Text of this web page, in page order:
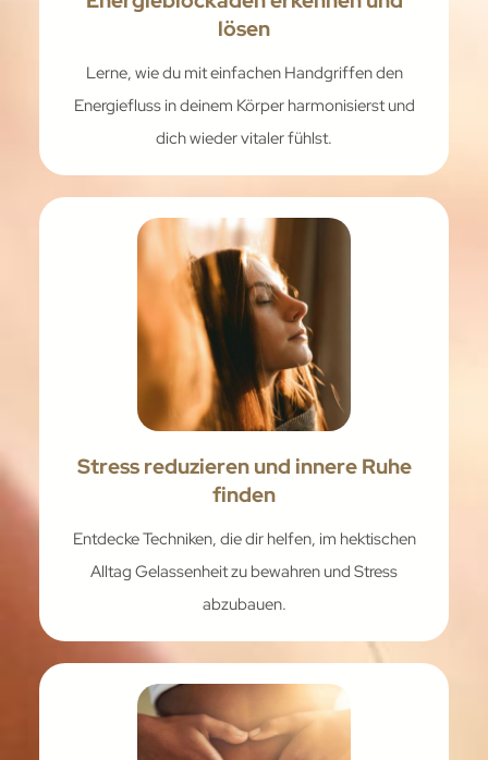
lösen
Lerne, wie du mit einfachen Handgriffen den
Energiefluss in deinem Körper harmonisierst und
dich wieder vitaler fühlst.
Stress reduzieren und innere Ruhe
finden
Entdecke Techniken, die dir helfen, im hektischen
Alltag Gelassenheit zu bewahren und Stress
abzubauen.